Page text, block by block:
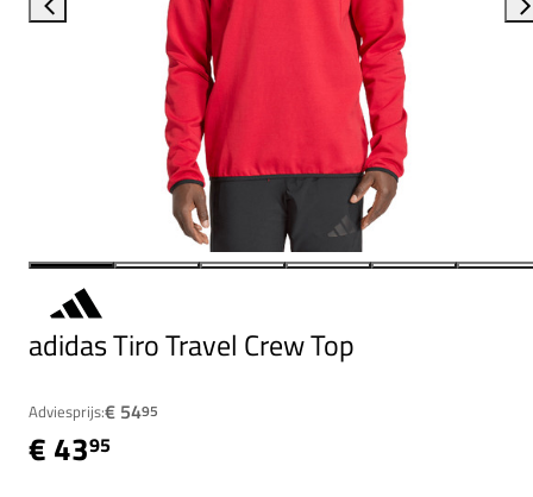
adidas Tiro Travel Crew Top
Adviesprijs:€ 5495
€ 4395